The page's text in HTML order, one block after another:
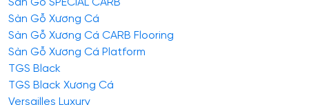
Sàn Gỗ Xương Cá
Sàn Gỗ Xương Cá CARB Flooring
Sàn Gỗ Xương Cá Platform
TGS Black
TGS Black Xương Cá
Versailles Luxury